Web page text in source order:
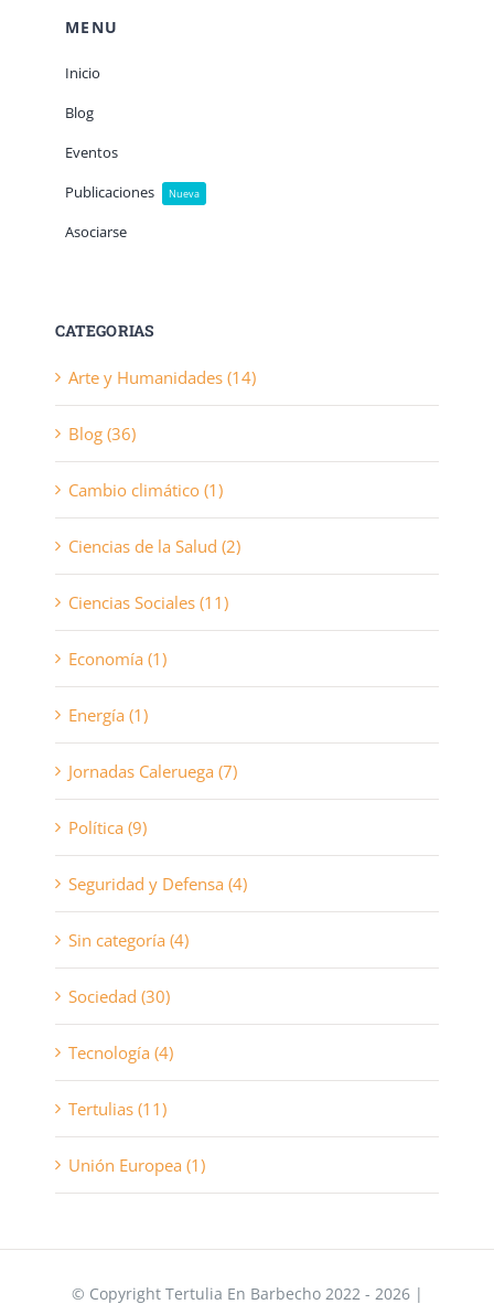
MENU
Inicio
Blog
Eventos
Publicaciones
Nueva
Asociarse
CATEGORIAS
Arte y Humanidades (14)
Blog (36)
Cambio climático (1)
Ciencias de la Salud (2)
Ciencias Sociales (11)
Economía (1)
Energía (1)
Jornadas Caleruega (7)
Política (9)
Seguridad y Defensa (4)
Sin categoría (4)
Sociedad (30)
Tecnología (4)
Tertulias (11)
Unión Europea (1)
© Copyright Tertulia En Barbecho 2022 - 2026 |